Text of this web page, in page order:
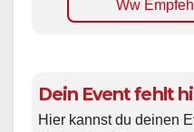
Ww
Dein Event fehlt
Hier kannst du deinen